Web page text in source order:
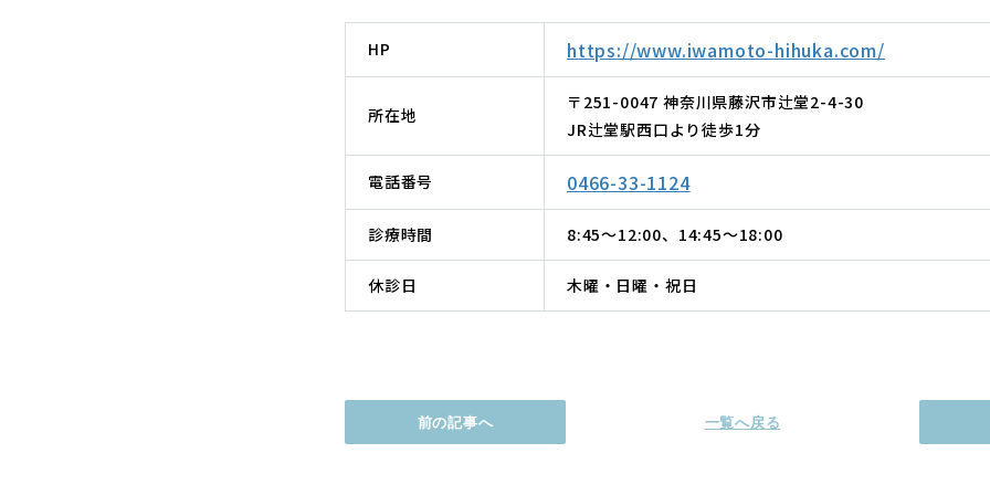
HP https://www.iwamoto-hihuka.com/
所在地
〒251-0047 神奈川県藤沢市辻堂2-4-30
JR辻堂駅西口より徒歩1分
電話番号 0466-33-1124
診療時間 8:45〜12:00、14:45〜18:00
休診日 木曜・日曜・祝日
前の記事へ 一覧へ戻る